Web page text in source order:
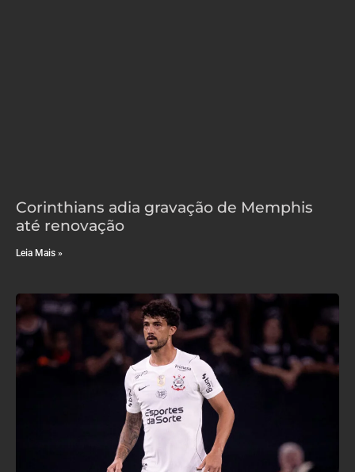
Corinthians adia gravação de Memphis
até renovação
Leia Mais »